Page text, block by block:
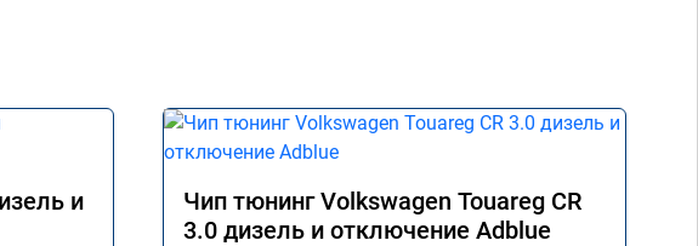
и
Чип тюнинг Volkswagen Touareg CR
3.0 дизель и отключение Adblue